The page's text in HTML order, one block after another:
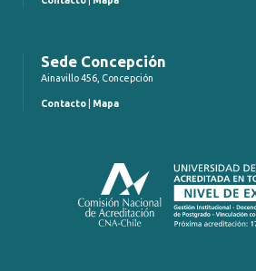
Sede Concepción
Ainavillo 456, Concepción
Contacto Mapa